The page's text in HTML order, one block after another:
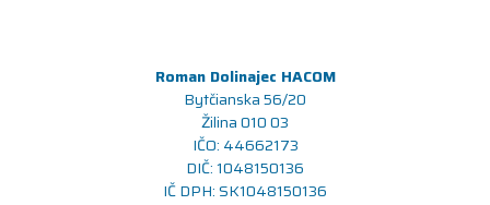
Roman Dolinajec HACOM
Bytčianska 56/20
Žilina 010 03
IČO: 44662173
DIČ: 1048150136
IČ DPH: SK1048150136